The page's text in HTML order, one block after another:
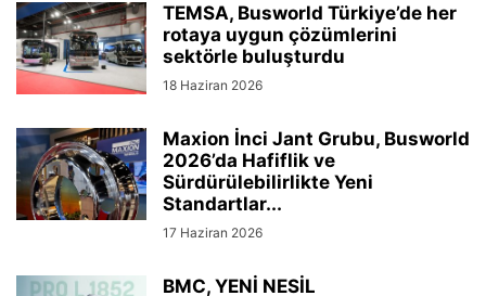
TEMSA, Busworld Türkiye’de her
rotaya uygun çözümlerini
sektörle buluşturdu
18 Haziran 2026
Maxion İnci Jant Grubu, Busworld
2026’da Hafiflik ve
Sürdürülebilirlikte Yeni
Standartlar...
17 Haziran 2026
BMC, YENİ NESİL